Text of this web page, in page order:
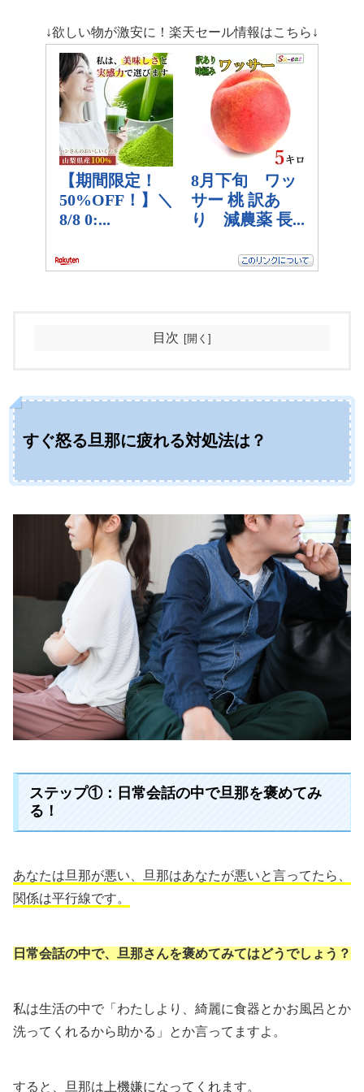
↓欲しい物が激安に！楽天セール情報はこちら↓
目次
すぐ怒る旦那に疲れる対処法は？
ステップ①：日常会話の中で旦那を褒めてみ
る！
あなたは旦那が悪い、旦那はあなたが悪いと言ってたら、
関係は平行線です。
日常会話の中で、旦那さんを褒めてみてはどうでしょう？
私は生活の中で「わたしより、綺麗に食器とかお風呂とか
洗ってくれるから助かる」とか言ってますよ。
すると、旦那は上機嫌になってくれます。